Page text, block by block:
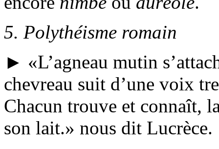
5. Polythéisme romain
►
L’agneau mutin
chevreau suit d’une voix
Chacun trouve et connaît,
son lait.
nous dit Lucrèce.